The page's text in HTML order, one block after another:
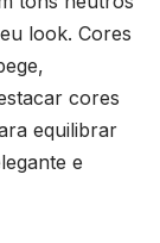
look. Cores
cores
equilibrar
e